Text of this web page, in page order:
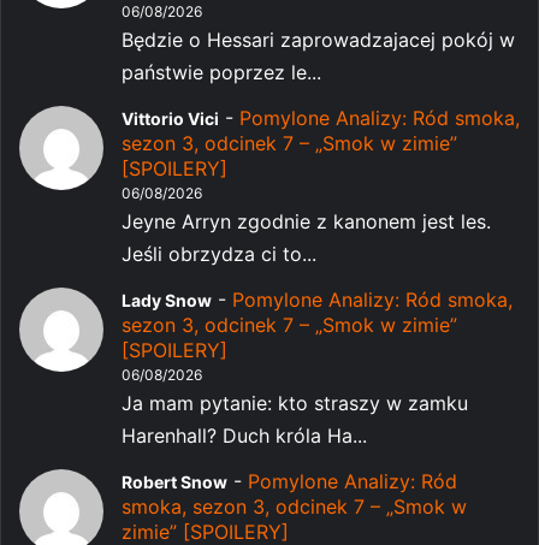
06/08/2026
Będzie o Hessari zaprowadzajacej pokój w
państwie poprzez le...
Vittorio Vici - Pomylone Analizy: Ród smoka,
sezon 3, odcinek 7 – „Smok w zimie”
[SPOILERY]
06/08/2026
Jeyne Arryn zgodnie z kanonem jest les.
Jeśli obrzydza ci to...
Lady Snow - Pomylone Analizy: Ród smoka,
sezon 3, odcinek 7 – „Smok w zimie”
[SPOILERY]
06/08/2026
Ja mam pytanie: kto straszy w zamku
Harenhall? Duch króla Ha...
Robert Snow - Pomylone Analizy: Ród
smoka, sezon 3, odcinek 7 – „Smok w
zimie” [SPOILERY]